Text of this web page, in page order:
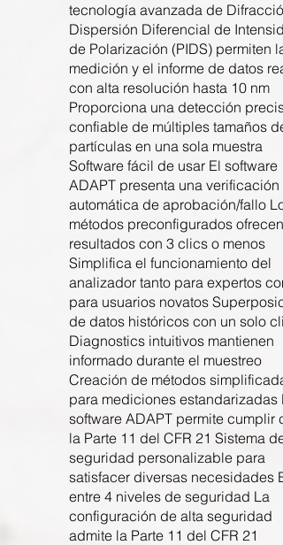
tecnología avanzada de
Dispersión Diferencial de
de Polarización (PIDS) permiten la
medición y el informe de datos
con alta resolución hasta 10 nm
Proporciona una detección
confiable de múltiples tamaños de
partículas en una sola muestra
Software fácil de usar El software
ADAPT presenta una verificación
automática de aprobación/fallo Los
métodos preconfigurados ofrecen
resultados con 3 clics o menos
Simplifica el funcionamiento del
analizador tanto para expertos
para usuarios novatos
de datos históricos con un solo clic
Diagnostics intuitivos mantienen
informado durante el muestreo
Creación de métodos simplificada
para mediciones estandarizadas
software ADAPT permite cumplir
la Parte 11 del CFR 21 Sistema de
seguridad personalizable para
satisfacer diversas necesidades
entre 4 niveles de seguridad La
configuración de alta seguridad
admite la Parte 11 del CFR 21